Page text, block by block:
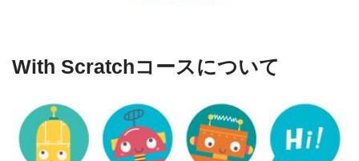
With Scratchコースについて